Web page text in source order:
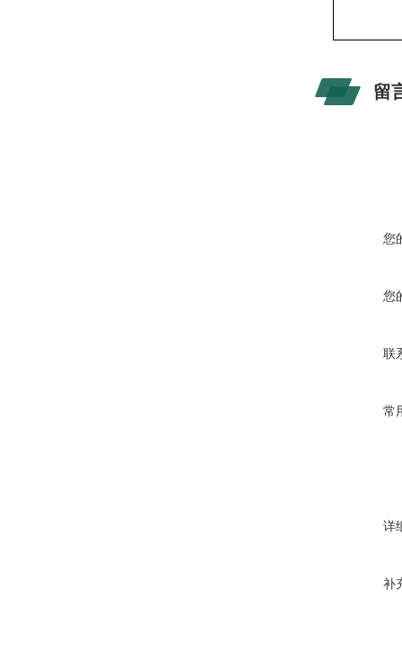
留
您
您
联
常
详
补